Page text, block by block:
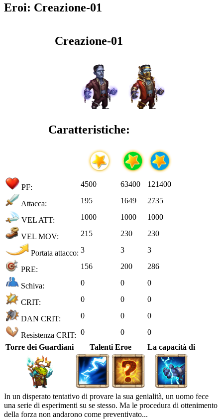
Eroi: Creazione-01
Creazione-01
Caratteristiche:
PF: 4500 63400 121400
Attacca: 195 1649 2735
VEL ATT: 1000 1000 1000
VEL MOV: 215 230 230
Portata attacco: 3 3 3
PRE: 156 200 286
Schiva: 0 0 0
CRIT: 0 0 0
DAN CRIT: 0 0 0
Resistenza CRIT: 0 0
0
Torre dei Guardiani
Talenti Eroe La capacità di
In un disperato tentativo di provare la sua genialità, un uomo fece
una serie di esperimenti su se stesso. Ma le procedura di ottenimento
della forza non andarono come preventivato...